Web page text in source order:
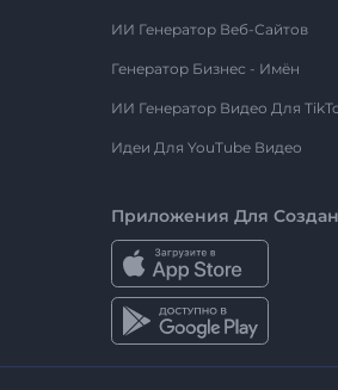
ИИ Генератор Веб-Сайтов
Генератор Бизнес - Имён
ИИ Генератор Видео Для
Идеи Для YouTube Видео
Приложения Для